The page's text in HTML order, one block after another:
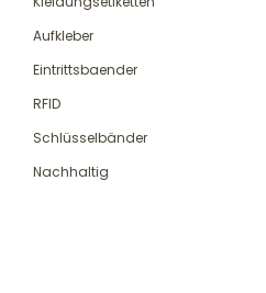
Aufkleber
Eintrittsbaender
RFID
Schlüsselbänder
Nachhaltig